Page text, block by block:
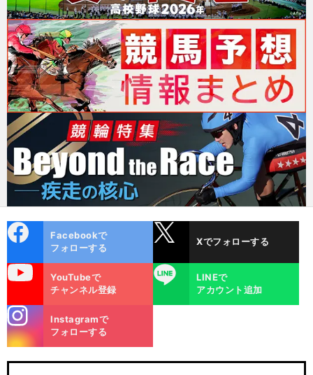
ok
Facebookで
フォローする
Xでフォローする
YouTubeで
チャンネル登録
LINE
LINEで
アカウント追加
m
Instagramで
フォローする